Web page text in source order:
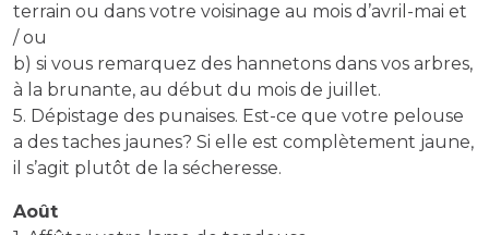
terrain ou dans votre voisinage au mois d’avril-mai et
/ ou
b) si vous remarquez des hannetons dans vos arbres,
à la brunante, au début du mois de juillet.
5. Dépistage des punaises. Est-ce que votre pelouse
a des taches jaunes? Si elle est complètement jaune,
il s’agit plutôt de la sécheresse.
Août